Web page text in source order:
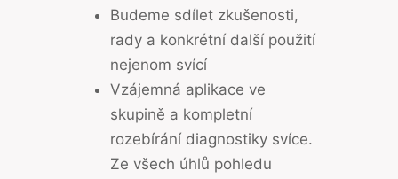
Budeme sdílet zkušenosti,
rady a konkrétní další použití
nejenom svící
Vzájemná aplikace ve
skupině a kompletní
rozebírání diagnostiky svíce.
Ze všech úhlů pohledu